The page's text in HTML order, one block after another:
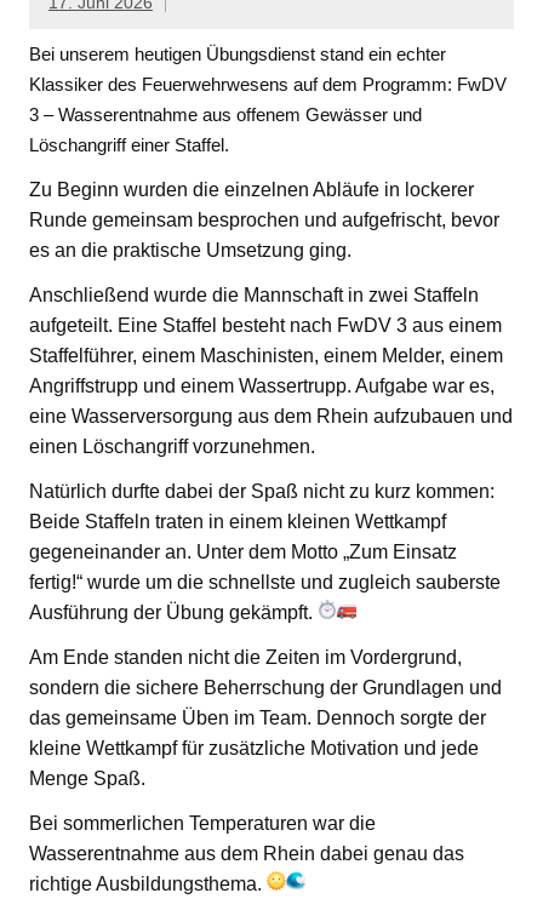
Bei unserem heutigen Übungsdienst stand ein echter
Klassiker des Feuerwehrwesens auf dem Programm: FwDV
3 – Wasserentnahme aus offenem Gewässer und
Löschangriff einer Staffel.
Zu Beginn wurden die einzelnen Abläufe in lockerer
Runde gemeinsam besprochen und aufgefrischt, bevor
es an die praktische Umsetzung ging.
Anschließend wurde die Mannschaft in zwei Staffeln
aufgeteilt. Eine Staffel besteht nach FwDV 3 aus einem
Staffelführer, einem Maschinisten, einem Melder, einem
Angriffstrupp und einem Wassertrupp. Aufgabe war es,
eine Wasserversorgung aus dem Rhein aufzubauen und
einen Löschangriff vorzunehmen.
Natürlich durfte dabei der Spaß nicht zu kurz kommen:
Beide Staffeln traten in einem kleinen Wettkampf
gegeneinander an. Unter dem Motto „Zum Einsatz
fertig!“ wurde um die schnellste und zugleich sauberste
Ausführung der Übung gekämpft.
Am Ende standen nicht die Zeiten im Vordergrund,
sondern die sichere Beherrschung der Grundlagen und
das gemeinsame Üben im Team. Dennoch sorgte der
kleine Wettkampf für zusätzliche Motivation und jede
Menge Spaß.
Bei sommerlichen Temperaturen war die
Wasserentnahme aus dem Rhein dabei genau das
richtige Ausbildungsthema.